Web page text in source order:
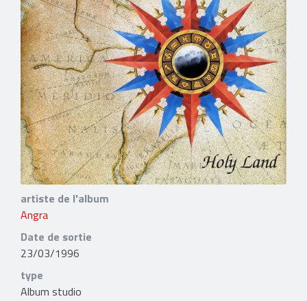
artiste de l'album
Angra
Date de sortie
23/03/1996
type
Album studio